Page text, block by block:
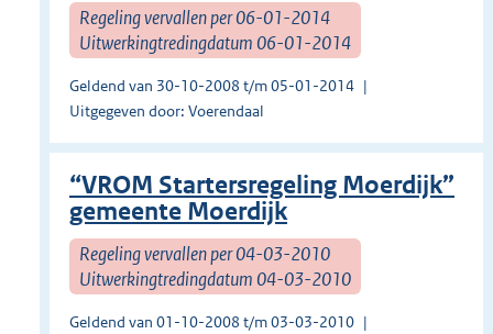
Regeling vervallen per 06-01-2014
Uitwerkingtredingdatum 06-01-2014
Geldend van 30-10-2008 t/m 05-01-2014
Uitgegeven door: Voerendaal
“VROM Startersregeling Moerdijk”
gemeente Moerdijk
Regeling vervallen per 04-03-2010
Uitwerkingtredingdatum 04-03-2010
Geldend van 01-10-2008 t/m 03-03-2010